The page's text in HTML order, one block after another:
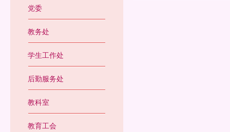
党委
教务处
学生工作处
后勤服务处
教科室
教育工会